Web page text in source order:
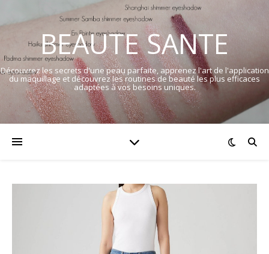
BEAUTE SANTE
Découvrez les secrets d'une peau parfaite, apprenez l'art de l'application
du maquillage et découvrez les routines de beauté les plus efficaces
adaptées à vos besoins uniques.